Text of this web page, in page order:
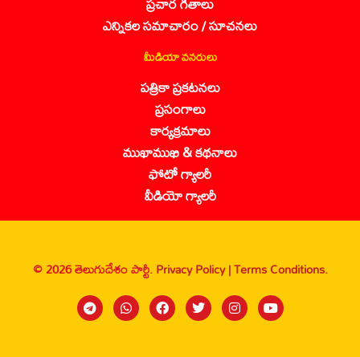
ఎన్నికల సమాచారం / సూచనలు
మీడియా వనరులు
పత్రికా ప్రకటనలు
ప్రసంగాలు
కార్యక్రమాలు
ముఖాముఖి & కథనాలు
ఫోటో గ్యాలరీ
వీడియో గ్యాలరీ
© 2026 తెలుగుదేశం పార్టీ.Privacy Policy |Terms Conditions.